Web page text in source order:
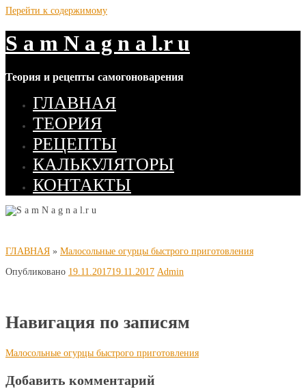
Перейти к содержимому
S a m N a g n a l.r u
Теория и рецепты самогоноварения
ГЛАВНАЯ
ТЕОРИЯ
РЕЦЕПТЫ
КАЛЬКУЛЯТОРЫ
КОНТАКТЫ
ГЛАВНАЯ » Малосольные огурцы быстрого приготовления
Опубликовано 19.11.201719.11.2017 Admin
Навигация по записям
Малосольные огурцы быстрого приготовления
Добавить комментарий